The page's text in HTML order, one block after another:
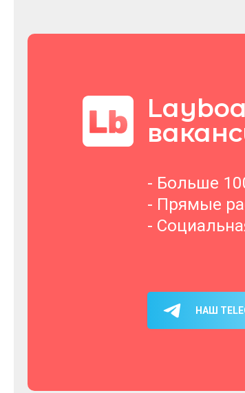
- Больше
- Прямые
-
НАШ